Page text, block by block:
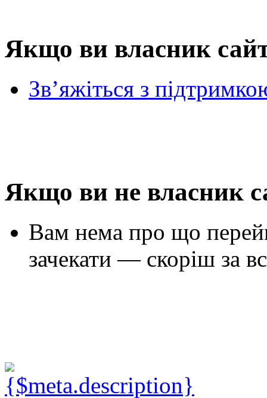
Якщо ви власник
Зв’яжіться з
Якщо ви не власник
Вам нема про що
зачекати — скоріш за